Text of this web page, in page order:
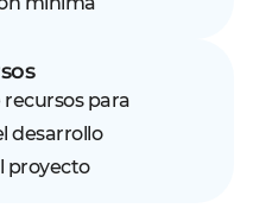
para
desarrollo
proyecto